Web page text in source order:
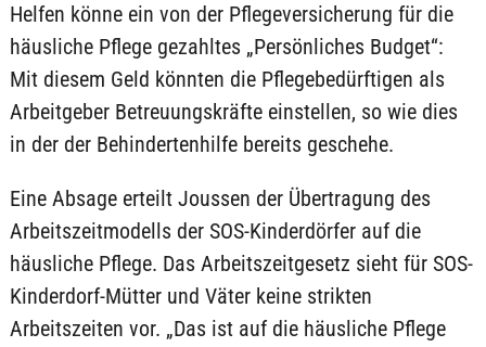
Helfen könne ein von der Pflegeversicherung für die
häusliche Pflege gezahltes „Persönliches Budget“:
Mit diesem Geld könnten die Pflegebedürftigen als
Arbeitgeber Betreuungskräfte einstellen, so wie dies
in der der Behindertenhilfe bereits geschehe.
Eine Absage erteilt Joussen der Übertragung des
Arbeitszeitmodells der SOS-Kinderdörfer auf die
häusliche Pflege. Das Arbeitszeitgesetz sieht für SOS-
Kinderdorf-Mütter und Väter keine strikten
Arbeitszeiten vor. „Das ist auf die häusliche Pflege